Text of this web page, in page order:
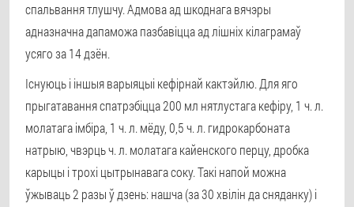
спальвання тлушчу. Адмова ад шкоднага вячэры
адназначна дапаможа пазбавіцца ад лішніх кілаграмаў
усяго за 14 дзён.
Існуюць і іншыя варыяцыі кефірнай кактэйлю. Для яго
прыгатавання спатрэбіцца 200 мл нятлустага кефіру, 1 ч. л.
молатага імбіра, 1 ч. л. мёду, 0,5 ч. л. гидрокарбоната
натрыю, чвэрць ч. л. молатага кайенского перцу, дробка
карыцы і трохі цытрынавага соку. Такі напой можна
ўжываць 2 разы ў дзень: нашча (за 30 хвілін да сняданку) і